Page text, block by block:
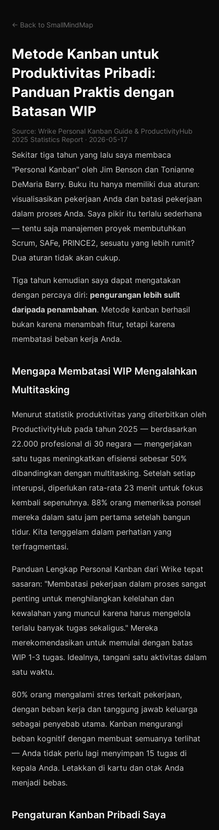
← Back to SmallMindMap
Metode Kanban untuk
Produktivitas Pribadi:
Panduan Praktis dengan
Batasan WIP
Source: Wrike Personal Kanban Guide & ProductivityHub
2025 Statistics Report · 2026-05-17
Sekitar tiga tahun yang lalu saya membaca
"Personal Kanban" oleh Jim Benson dan Tonianne
DeMaria Barry. Buku itu hanya memiliki dua aturan:
visualisasikan pekerjaan Anda dan batasi pekerjaan
dalam proses Anda. Saya pikir itu terlalu sederhana
— tentu saja manajemen proyek membutuhkan
Scrum, SAFe, PRINCE2, sesuatu yang lebih rumit?
Dua aturan tidak akan cukup.
Tiga tahun kemudian saya dapat mengatakan
dengan percaya diri: pengurangan lebih sulit
daripada penambahan. Metode kanban berhasil
bukan karena menambah fitur, tetapi karena
membatasi beban kerja Anda.
Mengapa Membatasi WIP Mengalahkan
Multitasking
Menurut statistik produktivitas yang diterbitkan oleh
ProductivityHub pada tahun 2025 — berdasarkan
22.000 profesional di 30 negara — mengerjakan
satu tugas meningkatkan efisiensi sebesar 50%
dibandingkan dengan multitasking. Setelah setiap
interupsi, diperlukan rata-rata 23 menit untuk fokus
kembali sepenuhnya. 88% orang memeriksa ponsel
mereka dalam satu jam pertama setelah bangun
tidur. Kita tenggelam dalam perhatian yang
terfragmentasi.
Panduan Lengkap Personal Kanban dari Wrike tepat
sasaran: "Membatasi pekerjaan dalam proses sangat
penting untuk menghilangkan kelelahan dan
kewalahan yang muncul karena harus mengelola
terlalu banyak tugas sekaligus." Mereka
merekomendasikan untuk memulai dengan batas
WIP 1-3 tugas. Idealnya, tangani satu aktivitas dalam
satu waktu.
80% orang mengalami stres terkait pekerjaan,
dengan beban kerja dan tanggung jawab keluarga
sebagai penyebab utama. Kanban mengurangi
beban kognitif dengan membuat semuanya terlihat
— Anda tidak perlu lagi menyimpan 15 tugas di
kepala Anda. Letakkan di kartu dan otak Anda
menjadi bebas.
Pengaturan Kanban Pribadi Saya